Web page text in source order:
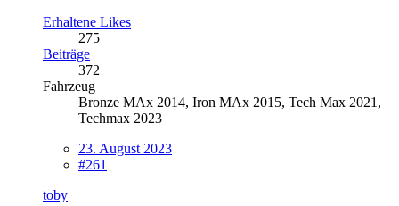
Erhaltene Likes
275
Beiträge
372
Fahrzeug
Bronze MAx 2014, Iron MAx 2015, Tech Max 2021,
Techmax 2023
23. August 2023
#261
toby